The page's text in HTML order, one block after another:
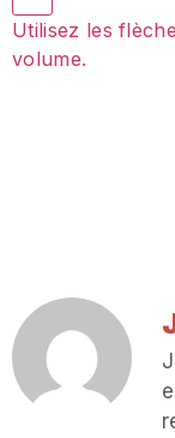
Utilisez les
volume.